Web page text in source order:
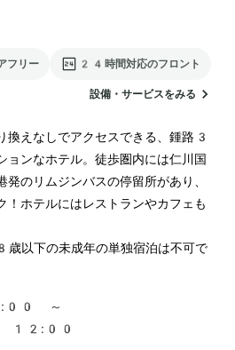
フリー 24時間対応のフロント
設備・サービスをみる
換えなしでアクセスできる、鍾路3
ョンなホテル。徒歩圏内には仁川国
のリムジンバスの停留所があり、
！ホテルにはレストランやカフェも
以下の未成年の単独宿泊は不可で
～
12:00